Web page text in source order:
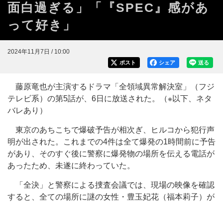
面白過ぎる」「『SPEC』感があ
って好き」
2024年11月7日 / 10:00
送る
シェア
ポスト
藤原竜也が主演するドラマ「全領域異常解決室」（フジ
テレビ系）の第5話が、6日に放送された。（※以下、ネタ
バレあり）
東京のあちこちで爆破予告が相次ぎ、ヒルコから犯行声
明が出された。これまでの4件は全て爆発の1時間前に予告
があり、そのすぐ後に警察に爆発物の場所を伝える電話が
あったため、未遂に終わっていた。
「全決」と警察による捜査会議では、現場の映像を確認
すると、全ての場所に謎の女性・豊玉妃花（福本莉子）が